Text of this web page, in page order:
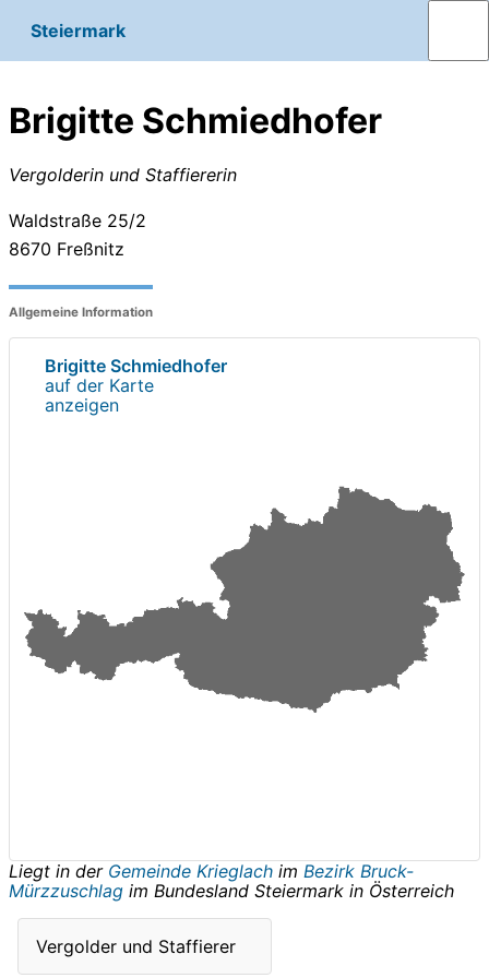
Steiermark
Brigitte Schmiedhofer
Vergolderin und Staffiererin
Waldstraße 25/2
8670 Freßnitz
Allgemeine Information
Brigitte Schmiedhofer
auf der Karte
anzeigen
Liegt in der Gemeinde Krieglach im Bezirk Bruck-
Mürzzuschlag im Bundesland Steiermark in Österreich
Vergolder und Staffierer